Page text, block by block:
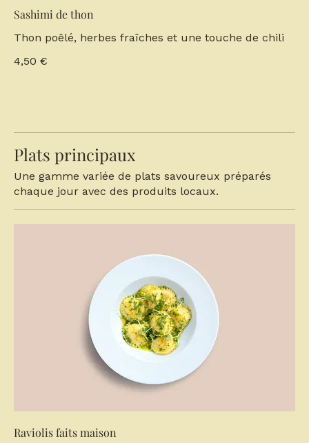
Sashimi de thon
Thon poêlé, herbes fraîches et une touche de chili
4,50 €
Plats principaux
Une gamme variée de plats savoureux préparés
chaque jour avec des produits locaux.
Raviolis faits maison